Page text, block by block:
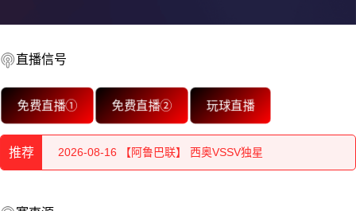
直播信号
免费直播① 免费直播② 玩球直播
推荐
2026-08-16 【阿鲁巴联】 西奥VSSV独星
2026-08-16 【阿鲁巴联】 西奥VSSV独星